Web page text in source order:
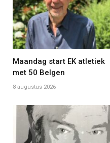
Maandag start EK atletiek
met 50 Belgen
8 augustus 2026